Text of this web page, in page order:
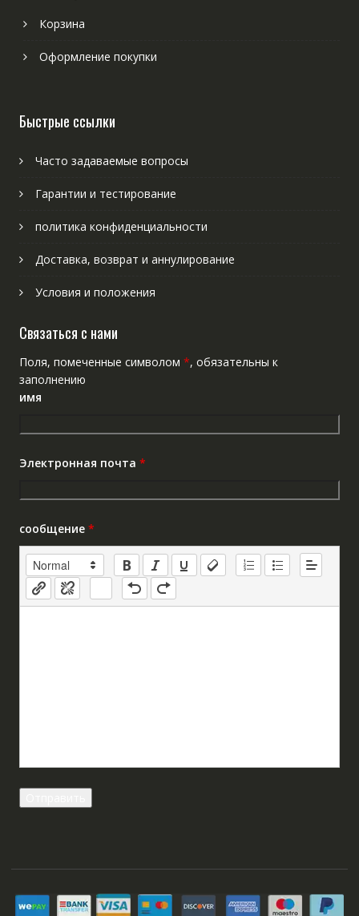
Корзина
Оформление покупки
Быстрые ссылки
Часто задаваемые вопросы
Гарантии и тестирование
политика конфиденциальности
Доставка, возврат и аннулирование
Условия и положения
Связаться с нами
Поля, помеченные символом *, обязательны к
заполнению
имя
Электронная почта *
сообщение *